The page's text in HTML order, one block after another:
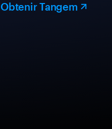
Obtenir Tangem